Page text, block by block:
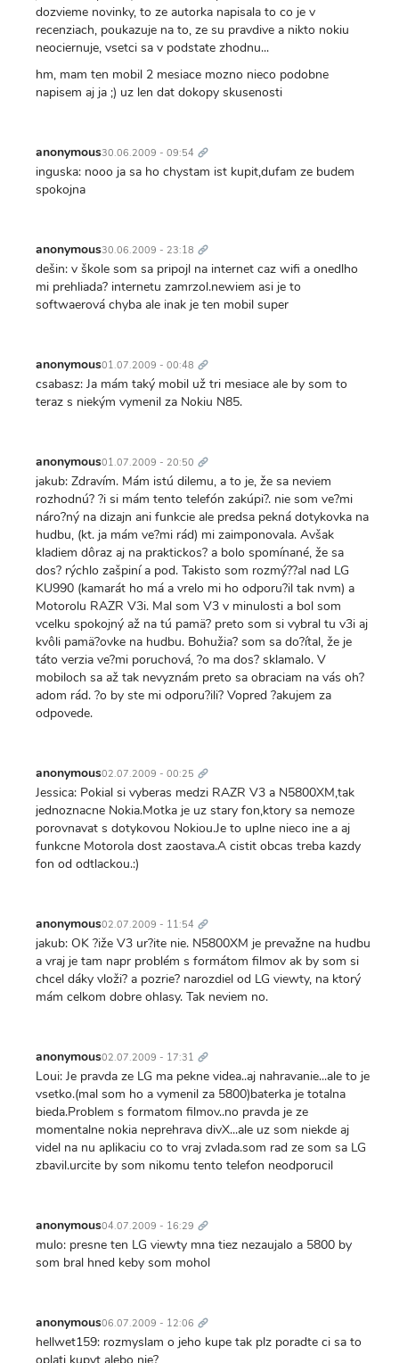
dozvieme novinky, to ze autorka napisala to co je v
recenziach, poukazuje na to, ze su pravdive a nikto nokiu
neociernuje, vsetci sa v podstate zhodnu...
hm, mam ten mobil 2 mesiace mozno nieco podobne
napisem aj ja ;) uz len dat dokopy skusenosti
anonymous30.06.2009 - 09:54 odkaz
inguska: nooo ja sa ho chystam ist kupit,dufam ze budem
spokojna
anonymous30.06.2009 - 23:18 odkaz
dešin: v škole som sa pripojl na internet caz wifi a onedlho
mi prehliada? internetu zamrzol.newiem asi je to
softwaerová chyba ale inak je ten mobil super
anonymous01.07.2009 - 00:48 odkaz
csabasz: Ja mám taký mobil už tri mesiace ale by som to
teraz s niekým vymenil za Nokiu N85.
anonymous01.07.2009 - 20:50 odkaz
jakub: Zdravím. Mám istú dilemu, a to je, že sa neviem
rozhodnú? ?i si mám tento telefón zakúpi?. nie som ve?mi
náro?ný na dizajn ani funkcie ale predsa pekná dotykovka na
hudbu, (kt. ja mám ve?mi rád) mi zaimponovala. Avšak
kladiem dôraz aj na praktickos? a bolo spomínané, že sa
dos? rýchlo zašpiní a pod. Takisto som rozmý??al nad LG
KU990 (kamarát ho má a vrelo mi ho odporu?il tak nvm) a
Motorolu RAZR V3i. Mal som V3 v minulosti a bol som
vcelku spokojný až na tú pamä? preto som si vybral tu v3i aj
kvôli pamä?ovke na hudbu. Bohužia? som sa do?ítal, že je
táto verzia ve?mi poruchová, ?o ma dos? sklamalo. V
mobiloch sa až tak nevyznám preto sa obraciam na vás oh?
adom rád. ?o by ste mi odporu?ili? Vopred ?akujem za
odpovede.
anonymous02.07.2009 - 00:25 odkaz
Jessica: Pokial si vyberas medzi RAZR V3 a N5800XM,tak
jednoznacne Nokia.Motka je uz stary fon,ktory sa nemoze
porovnavat s dotykovou Nokiou.Je to uplne nieco ine a aj
funkcne Motorola dost zaostava.A cistit obcas treba kazdy
fon od odtlackou.:)
anonymous02.07.2009 - 11:54 odkaz
jakub: OK ?iže V3 ur?ite nie. N5800XM je prevažne na hudbu
a vraj je tam napr problém s formátom filmov ak by som si
chcel dáky vloži? a pozrie? narozdiel od LG viewty, na ktorý
mám celkom dobre ohlasy. Tak neviem no.
anonymous02.07.2009 - 17:31 odkaz
Loui: Je pravda ze LG ma pekne videa..aj nahravanie...ale to je
vsetko.(mal som ho a vymenil za 5800)baterka je totalna
bieda.Problem s formatom filmov..no pravda je ze
momentalne nokia neprehrava divX...ale uz som niekde aj
videl na nu aplikaciu co to vraj zvlada.som rad ze som sa LG
zbavil.urcite by som nikomu tento telefon neodporucil
anonymous04.07.2009 - 16:29 odkaz
mulo: presne ten LG viewty mna tiez nezaujalo a 5800 by
som bral hned keby som mohol
anonymous06.07.2009 - 12:06 odkaz
hellwet159: rozmyslam o jeho kupe tak plz poradte ci sa to